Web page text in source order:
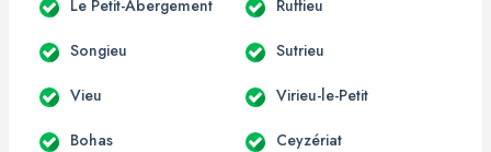
Le Petit-Abergement Ruffieu
Songieu Sutrieu
Vieu Virieu-le-Petit
Bohas Ceyzériat